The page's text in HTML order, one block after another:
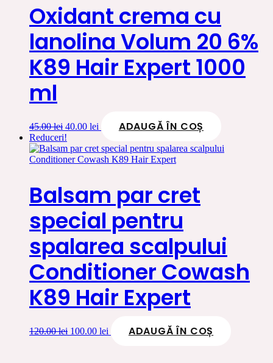
Oxidant crema cu
lanolina Volum 20 6%
K89 Hair Expert 1000
ml
45.00lei Prețul
inițial
a
fost:
40.00 lei Prețul
este:
40.00 lei.
ADAUGĂ ÎN COȘ
Reduceri!
Balsam par cret
special pentru
spalarea scalpului
Conditioner Cowash
K89 Hair Expert
120.00lei Prețul
100.00 lei PrețulADAUGĂ ÎN COȘ